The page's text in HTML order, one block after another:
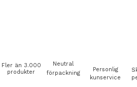
Fler än 3.000
produkter
Neutral
förpackning
Personlig
kunservice